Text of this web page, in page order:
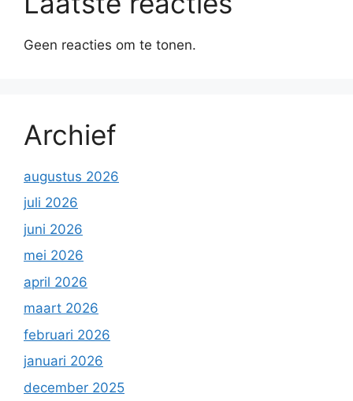
Geen reacties om te tonen.
Archief
augustus 2026
juli 2026
juni 2026
mei 2026
april 2026
maart 2026
februari 2026
januari 2026
december 2025